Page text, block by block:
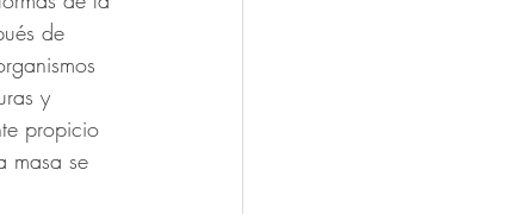
de
y
propicio
masa se